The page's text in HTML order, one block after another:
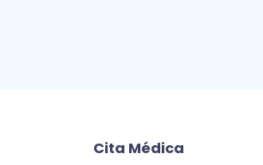
Cita Médica